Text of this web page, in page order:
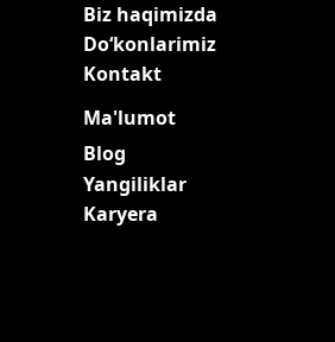
Biz haqimizda
Do‘konlarimiz
Kontakt
Ma'lumot
Blog
Yangiliklar
Karyera